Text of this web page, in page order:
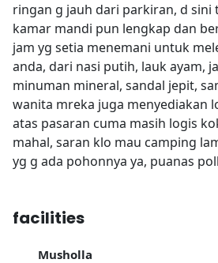
ringan g jauh dari parkiran, d sini
kamar mandi pun lengkap dan
jam yg setia menemani untuk
anda, dari nasi putih, lauk ayam,
minuman mineral, sandal jepit,
wanita mreka juga menyediakan
atas pasaran cuma masih logis
mahal, saran klo mau camping
yg g ada pohonnya ya, puanas
facilities
Musholla